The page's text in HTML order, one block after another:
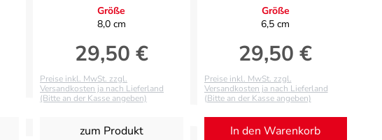
Größe
8,0 cm
Regulärer Preis:
29,50 €
Preise inkl. MwSt. zzgl.
Versandkosten ja nach Lieferland
(Bitte an der Kasse angeben)
zum Produkt
Größe
6,5 cm
Regulärer Preis:
29,50 €
Preise inkl. MwSt. zzgl.
Versandkosten ja nach Lieferland
(Bitte an der Kasse angeben)
In den Warenkorb